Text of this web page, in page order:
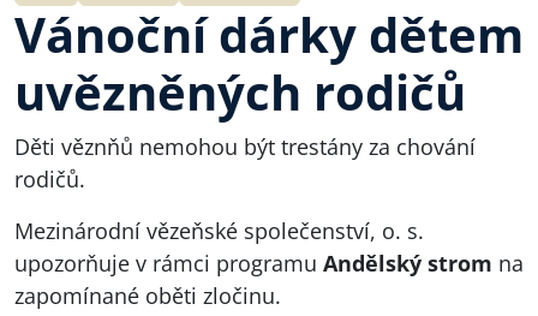
Vánoční dárky dětem
uvězněných rodičů
Děti věznňů nemohou být trestány za chování
rodičů.
Mezinárodní vězeňské společenství, o. s.
upozorňuje v rámci programu Andělský strom na
zapomínané oběti zločinu.